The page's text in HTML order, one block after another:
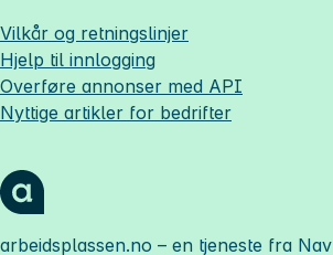
Vilkår og retningslinjer
Hjelp til innlogging
Overføre annonser med API
Nyttige artikler for bedrifter
arbeidsplassen.no – en tjeneste fra Nav